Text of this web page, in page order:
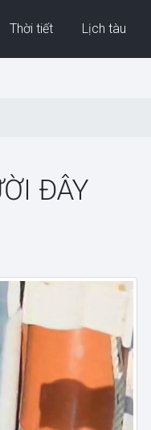
Thời tiết Lịch tàu
ĐÂY